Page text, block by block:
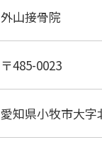
外山接骨院
〒485-0023
愛知県小牧市大字